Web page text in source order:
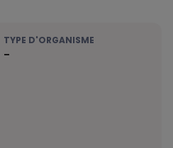
TYPE D'ORGANISME
-